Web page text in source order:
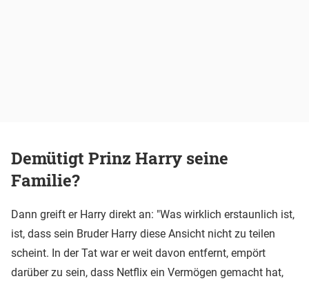
Demütigt Prinz Harry seine
Familie?
Dann greift er Harry direkt an: "Was wirklich erstaunlich ist,
ist, dass sein Bruder Harry diese Ansicht nicht zu teilen
scheint. In der Tat war er weit davon entfernt, empört
darüber zu sein, dass Netflix ein Vermögen gemacht hat,